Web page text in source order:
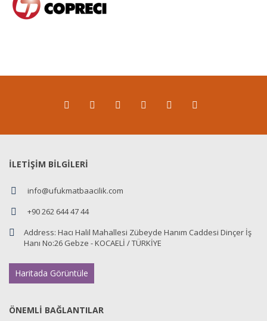
İLETİŞİM BİLGİLERİ
info@ufukmatbaacilik.com
+90 262 644 47 44
Address: Hacı Halil Mahallesi Zübeyde Hanım Caddesi Dinçer İş
Hanı No:26 Gebze - KOCAELİ / TÜRKİYE
Haritada Görüntüle
ÖNEMLİ BAĞLANTILAR